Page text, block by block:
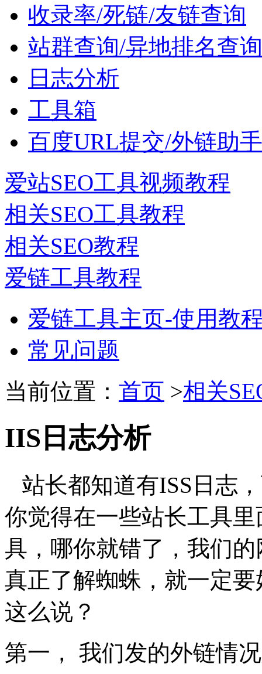
收录率/死链/友链查询
站群查询/异地排名查询
日志分析
工具箱
百度URL提交/外链助手
爱站SEO工具视频教程
相关SEO工具教程
相关SEO教程
爱链工具教程
爱链工具主页-使用教
常见问题
当前位置： 首页 >相关
IIS日志分析
站长都知道有ISS日志
你觉得在一些站长工具
具，哪你就错了，我们
真正了解蜘蛛，就一定
这么说？
第一， 我们发的外链情